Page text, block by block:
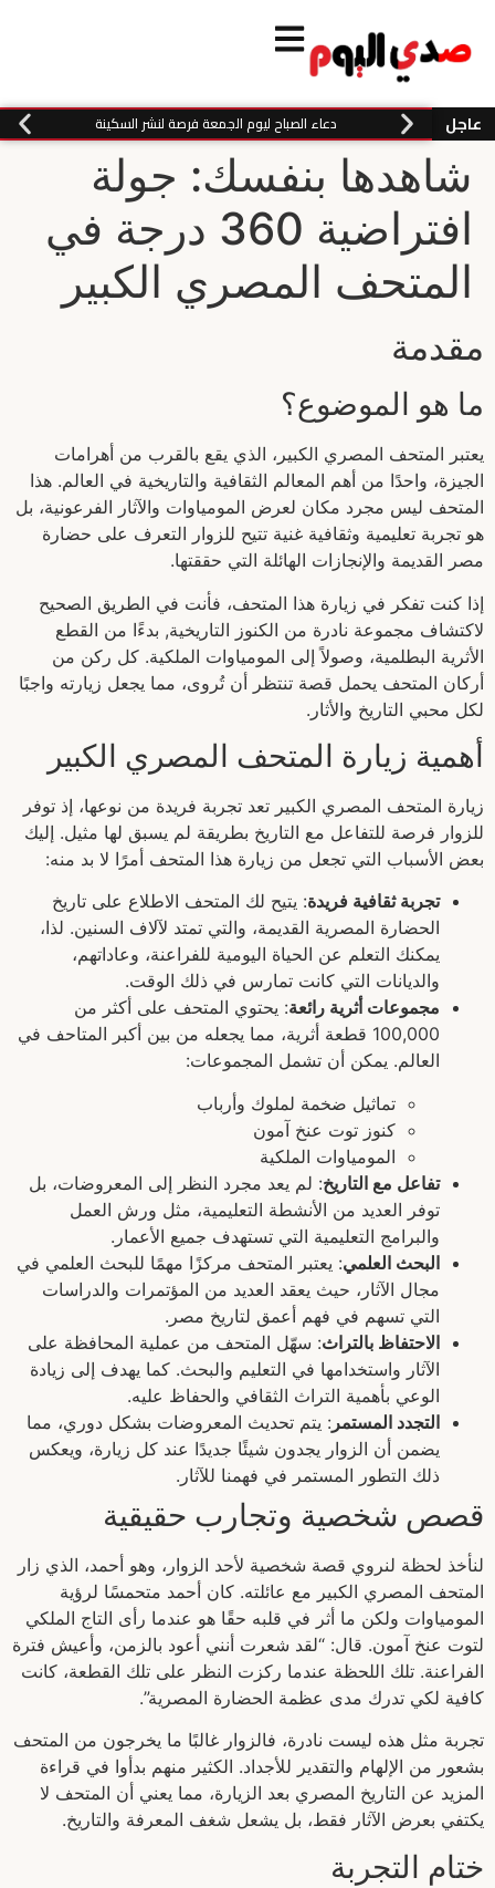
عاجل دعاء الصباح ليوم الجمعة فرصة لنشر السكينة
شاهدها بنفسك: جولة
افتراضية 360 درجة في
المتحف المصري الكبير
مقدمة
ما هو الموضوع؟
يعتبر المتحف المصري الكبير، الذي يقع بالقرب من أهرامات
الجيزة، واحدًا من أهم المعالم الثقافية والتاريخية في العالم. هذا
المتحف ليس مجرد مكان لعرض المومياوات والآثار الفرعونية، بل
هو تجربة تعليمية وثقافية غنية تتيح للزوار التعرف على حضارة
مصر القديمة والإنجازات الهائلة التي حققتها.
إذا كنت تفكر في زيارة هذا المتحف، فأنت في الطريق الصحيح
لاكتشاف مجموعة نادرة من الكنوز التاريخية, بدءًا من القطع
الأثرية البطلمية، وصولاً إلى المومياوات الملكية. كل ركن من
أركان المتحف يحمل قصة تنتظر أن تُروى، مما يجعل زيارته واجبًا
لكل محبي التاريخ والأثار.
أهمية زيارة المتحف المصري الكبير
زيارة المتحف المصري الكبير تعد تجربة فريدة من نوعها، إذ توفر
للزوار فرصة للتفاعل مع التاريخ بطريقة لم يسبق لها مثيل. إليك
بعض الأسباب التي تجعل من زيارة هذا المتحف أمرًا لا بد منه:
تجربة ثقافية فريدة: يتيح لك المتحف الاطلاع على تاريخ
الحضارة المصرية القديمة، والتي تمتد لآلاف السنين. لذا،
يمكنك التعلم عن الحياة اليومية للفراعنة، وعاداتهم،
والديانات التي كانت تمارس في ذلك الوقت.
مجموعات أثرية رائعة: يحتوي المتحف على أكثر من
100,000 قطعة أثرية، مما يجعله من بين أكبر المتاحف في
العالم. يمكن أن تشمل المجموعات:
تماثيل ضخمة لملوك وأرباب
كنوز توت عنخ آمون
المومياوات الملكية
تفاعل مع التاريخ: لم يعد مجرد النظر إلى المعروضات، بل
توفر العديد من الأنشطة التعليمية، مثل ورش العمل
والبرامج التعليمية التي تستهدف جميع الأعمار.
البحث العلمي: يعتبر المتحف مركزًا مهمًا للبحث العلمي في
مجال الآثار، حيث يعقد العديد من المؤتمرات والدراسات
التي تسهم في فهم أعمق لتاريخ مصر.
الاحتفاظ بالتراث: سهّل المتحف من عملية المحافظة على
الآثار واستخدامها في التعليم والبحث. كما يهدف إلى زيادة
الوعي بأهمية التراث الثقافي والحفاظ عليه.
التجدد المستمر : يتم تحديث المعروضات بشكل دوري، مما
يضمن أن الزوار يجدون شيئًا جديدًا عند كل زيارة، ويعكس
ذلك التطور المستمر في فهمنا للآثار.
قصص شخصية وتجارب حقيقية
لنأخذ لحظة لنروي قصة شخصية لأحد الزوار، وهو أحمد، الذي زار
المتحف المصري الكبير مع عائلته. كان أحمد متحمسًا لرؤية
المومياوات ولكن ما أثر في قلبه حقًا هو عندما رأى التاج الملكي
لتوت عنخ آمون. قال: “لقد شعرت أنني أعود بالزمن، وأعيش فترة
الفراعنة. تلك اللحظة عندما ركزت النظر على تلك القطعة، كانت
كافية لكي تدرك مدى عظمة الحضارة المصرية”.
تجربة مثل هذه ليست نادرة، فالزوار غالبًا ما يخرجون من المتحف
بشعور من الإلهام والتقدير للأجداد. الكثير منهم بدأوا في قراءة
المزيد عن التاريخ المصري بعد الزيارة، مما يعني أن المتحف لا
يكتفي بعرض الآثار فقط، بل يشعل شغف المعرفة والتاريخ.
ختام التجربة